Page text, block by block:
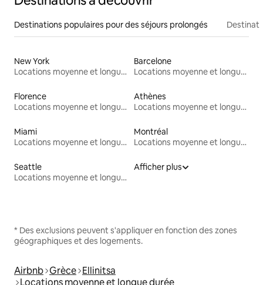
Destinations populaires pour des séjours prolongés
New York
Locations moyenne et longue durée
Barcelone
Locations moyenne et longue durée
Florence
Locations moyenne et longue durée
Athènes
Locations moyenne et longue durée
Miami
Locations moyenne et longue durée
Montréal
Locations moyenne et longue durée
Seattle
Locations moyenne et longue durée
Afficher plus
* Des exclusions peuvent s'appliquer en fonction des zones
géographiques et des logements.
Airbnb Grèce Ellinitsa
Locations moyenne et longue durée